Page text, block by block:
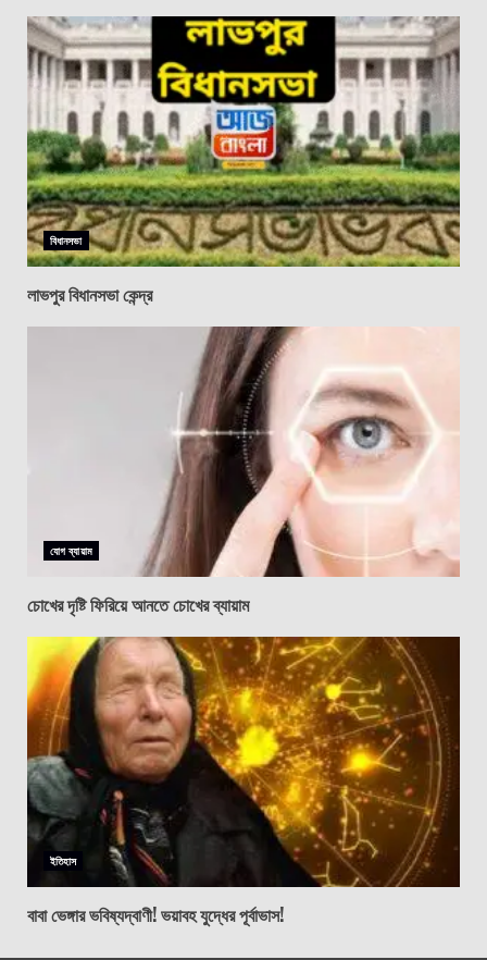
বিধানসভা
লাভপুর বিধানসভা কেন্দ্র
যোগ ব্যায়াম
চোখের দৃষ্টি ফিরিয়ে আনতে চোখের ব্যায়াম
ইতিহাস
বাবা ভেঙ্গার ভবিষ্যদ্বাণী! ভয়াবহ যুদ্ধের পূর্বাভাস!